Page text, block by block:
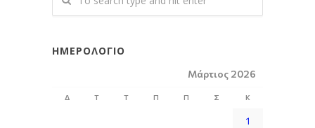
ΗΜΕΡΟΛΌΓΙΟ
Μάρτιος 2026
Δ Τ Τ Π Π Σ Κ
1